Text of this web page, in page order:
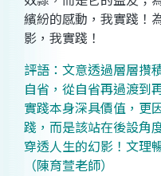
繽紛的感動，我實踐！
影，我實踐！
評語：文意透過層層攢
自省，從自省再過渡到
實踐本身深具價值，更
踐，而是該站在後設角
穿透人生的幻影！文理
（陳育萱老師）